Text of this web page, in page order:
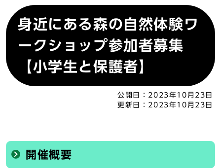
身近にある森の自然体験ワ
ークショップ参加者募集
【小学生と保護者】
公開日： 2023年10月23日
更新日： 2023年10月23日
開催概要